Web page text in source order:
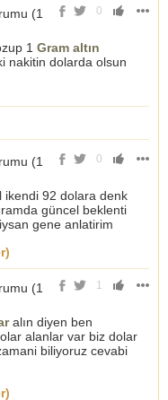
0
(1
1 Gram altın
nakitin dolarda olsun
0
(1
92 dolara denk
güncel beklenti
gene anlatirim
1
(1
alın diyen ben
alanlar var biz dolar
biliyoruz cevabi